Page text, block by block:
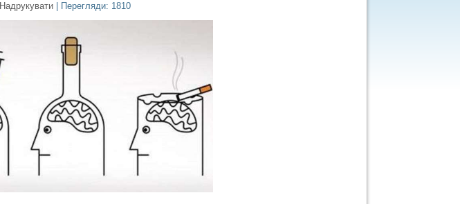
Надрукувати | Перегляди: 1810